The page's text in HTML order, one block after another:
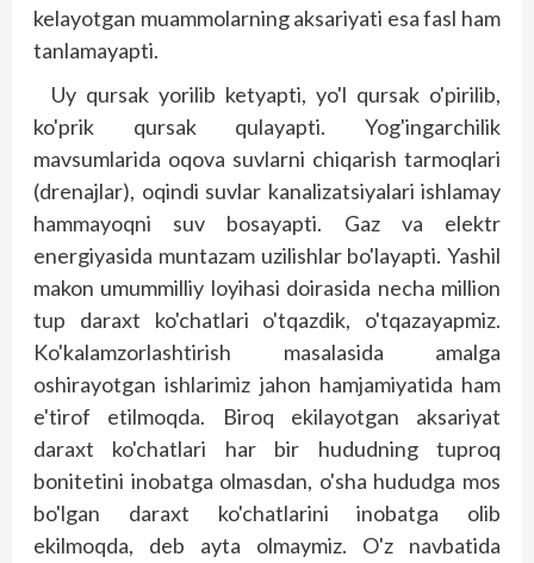
kelayotgan muammolarning aksariyati esa fasl ham
tanlamayapti.
Uy qursak yorilib ketyapti, yo'l qursak o'pirilib,
ko'prik qursak qulayapti. Yog'ingarchilik
mavsumlarida oqova suvlarni chiqarish tarmoqlari
(drenajlar), oqindi suvlar kanalizatsiyalari ishlamay
hammayoqni suv bosayapti. Gaz va elektr
energiyasida muntazam uzilishlar bo'layapti. Yashil
makon umummilliy loyihasi doirasida necha million
tup daraxt ko'chatlari o'tqazdik, o'tqazayapmiz.
Ko'kalamzorlashtirish masalasida amalga
oshirayotgan ishlarimiz jahon hamjamiyatida ham
e'tirof etilmoqda. Biroq ekilayotgan aksariyat
daraxt ko'chatlari har bir hududning tup­roq
bonitetini inobatga olmasdan, o'sha hududga mos
bo'lgan daraxt ko'chatlarini inobatga olib
ekilmoqda, deb ayta olmaymiz. O'z navbatida